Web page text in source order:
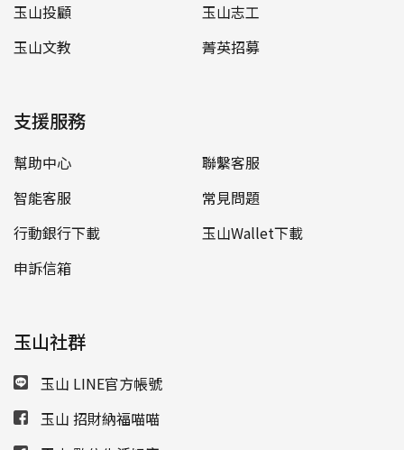
玉山投顧
玉山志工
玉山文教
菁英招募
支援服務
幫助中心
聯繫客服
智能客服
常見問題
行動銀行下載
玉山Wallet下載
申訴信箱
玉山社群
玉山 LINE官方帳號
玉山 招財納福喵喵